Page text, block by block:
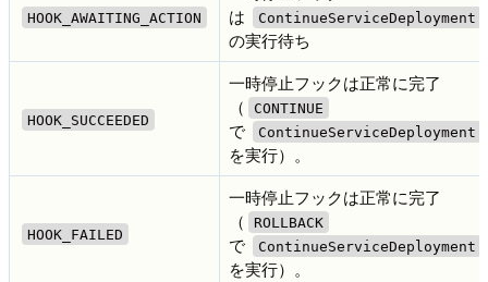
HOOK_AWAITING_ACTION
は
ContinueServiceDeployment
の実行待ち
HOOK_SUCCEEDED
一時停止フックは正常に完了
（
CONTINUE
で ContinueServiceDeployment
を実行）。
HOOK_FAILED
一時停止フックは正常に完了
（
ROLLBACK
で ContinueServiceDeployment
を実行）。